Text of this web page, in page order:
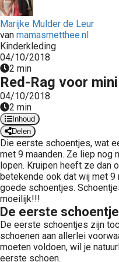
Marijke Mulder de Leur
van mamasmetthee.nl
Kinderkleding
04/10/2018
2 min
Red-Rag voor
04/10/2018
2 min
Inhoud
Delen
Die eerste schoentjes, wat
met 9 maanden. Ze liep nog
lopen. Kruipen heeft ze dan
betekende ook dat wij met 9
goede schoentjes.
moeilijk!!!
De eerste
De eerste schoentjes zijn
schoenen aan allerlei
moeten voldoen, wil je
eerste schoen.
de
Hierdoor
website-
van